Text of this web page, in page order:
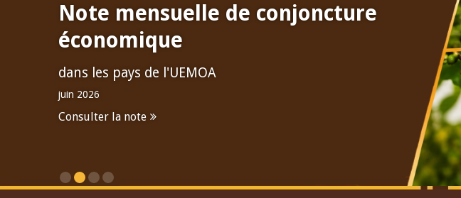
Note mensuelle de conjoncture
économique
dans les pays de l'UEMOA
juin 2026
Consulter la note